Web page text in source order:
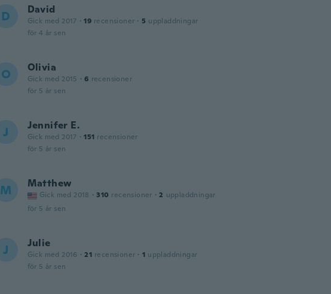
D David
Gick med 2017 · 19 recensioner · 5 uppladdningar
för 4 år sen
O Olivia
Gick med 2015 · 6 recensioner
för 5 år sen
J Jennifer E.
Gick med 2017 · 151 recensioner
för 5 år sen
M Matthew
Gick med 2018 · 310 recensioner · 2 uppladdningar
för 5 år sen
J Julie
Gick med 2016 · 21 recensioner · 1 uppladdningar
för 5 år sen